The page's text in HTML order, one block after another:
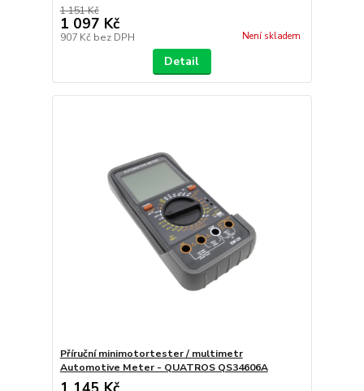
1 151 Kč
1 097 Kč
907 Kč bez DPH Není skladem
Detail
Příruční minimotortester / multimetr
Automotive Meter - QUATROS QS34606A